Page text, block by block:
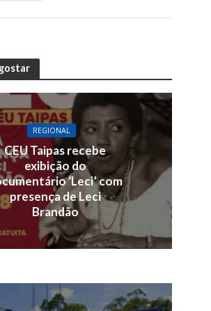
REGIONAL
CEU Taipas recebe
exibição do
‘Leci’ com
presença de Leci
Brandão